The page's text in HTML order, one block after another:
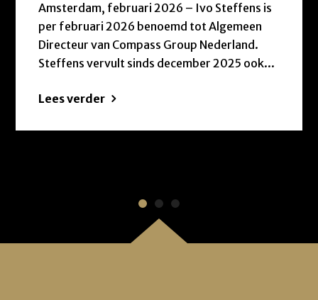
Amsterdam, februari 2026 – Ivo Steffens is
per februari 2026 benoemd tot Algemeen
Directeur van Compass Group Nederland.
Steffens vervult sinds december 2025 ook...
Lees verder